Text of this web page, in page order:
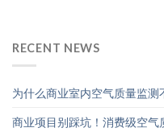
RECENT NEWS
为什么商业室内空气质量监测
商业项目别踩坑！消费级空